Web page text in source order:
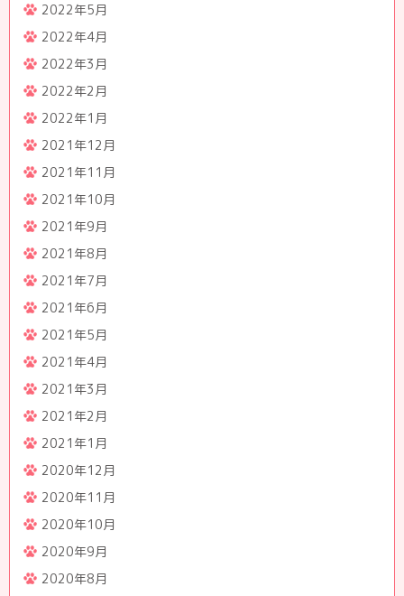
2022年5月
2022年4月
2022年3月
2022年2月
2022年1月
2021年12月
2021年11月
2021年10月
2021年9月
2021年8月
2021年7月
2021年6月
2021年5月
2021年4月
2021年3月
2021年2月
2021年1月
2020年12月
2020年11月
2020年10月
2020年9月
2020年8月